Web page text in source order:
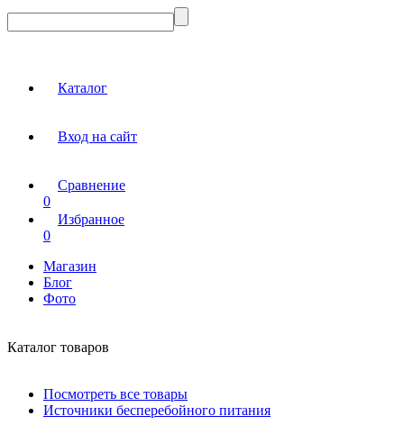
Каталог
Вход на сайт
Сравнение
0
Избранное
0
Магазин
Блог
Фото
Каталог товаров
Посмотреть все товары
Источники бесперебойного питания